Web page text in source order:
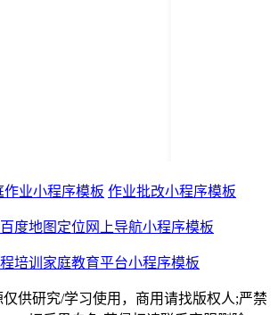
作业小程序模板 作业批改小程序模板
度地图定位网上导航小程序模板
培训家庭教育平台小程序模板
供研究/学习使用，商用请找版权人;严禁